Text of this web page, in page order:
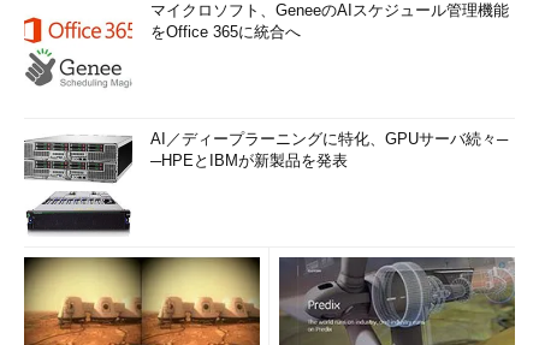
マイクロソフト、GeneeのAIスケジュール管理機能
をOffice 365に統合へ
AI／ディープラーニングに特化、GPUサーバ続々─
─HPEとIBMが新製品を発表